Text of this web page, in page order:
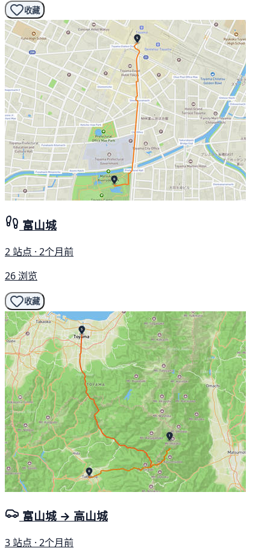
收藏
富山城
2 站点 · 2个月前
26 浏览
收藏
富山城 → 高山城
3 站点 · 2个月前